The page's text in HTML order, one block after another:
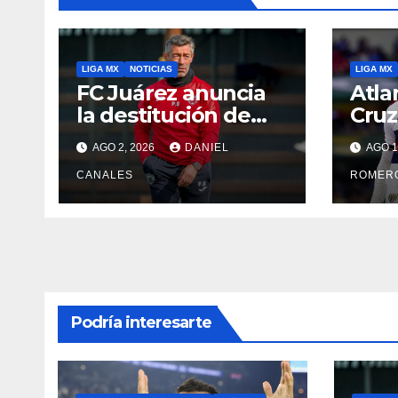
LIGA MX NOTICIAS
FC Juárez anuncia
la destitución de
Pedro Caixinha
AGO 2, 2026 DANIEL
CANALES
LIGA MX
AGO
Podría interesarte